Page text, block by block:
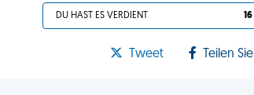
DU HAST ES VERDIENT 16
Tweet Teilen Sie